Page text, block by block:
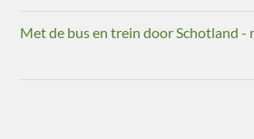
Met de bus en trein door Schotland -